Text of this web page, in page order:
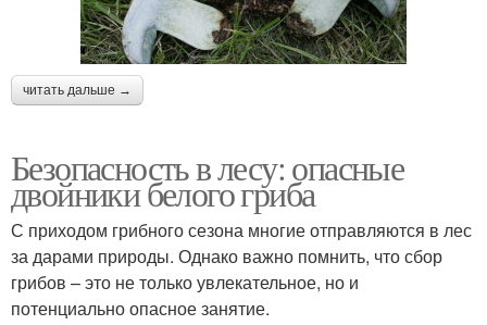
читать дальше →
Безопасность в лесу: опасные
двойники белого гриба
С приходом грибного сезона многие отправляются в лес
за дарами природы. Однако важно помнить, что сбор
грибов – это не только увлекательное, но и
потенциально опасное занятие.